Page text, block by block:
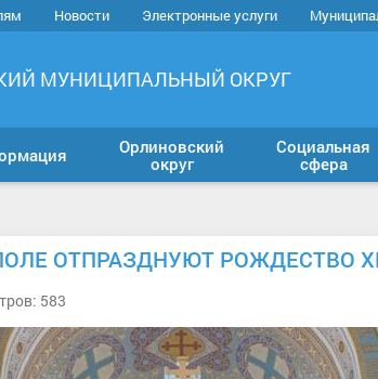
Новости Электронные услуги
МУНИЦИПАЛЬНЫЙ ОКРУГ
Орлиновский
округ
Социальная
сфера
ОТПРАЗДНУЮТ РОЖДЕСТВО
583